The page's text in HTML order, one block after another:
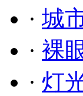
· 城
· 裸
· 灯